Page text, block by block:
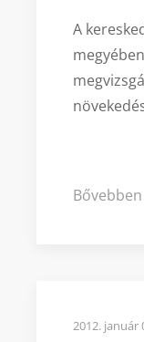
A
Bővebben
2012. január